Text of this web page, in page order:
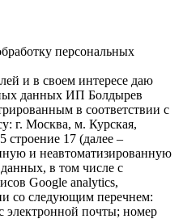
персональных
и в своем интересе даю
данных ИП Болдырев
в соответствии с
г. Москва, м. Курская,
17 (далее –
и неавтоматизированную
в том числе с
Google analytics,
со следующим перечнем:
электронной почты; номер